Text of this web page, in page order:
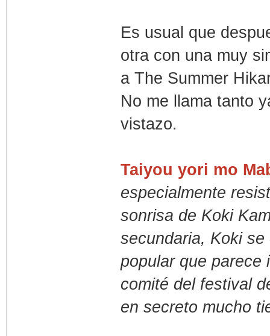
Es usual que
otra con una muy
a The Summer
No me llama tanto
vistazo.
Taiyou yori mo
especialmente
sonrisa de Koki
secundaria, Koki
popular que parece
comité del festival
en secreto mucho